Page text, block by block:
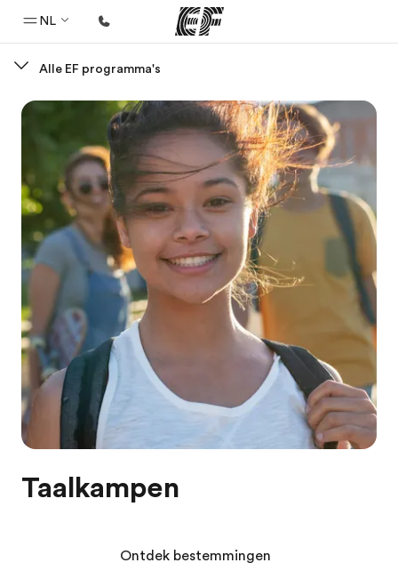
NL
Welkom bij EF
Programma's
Bekijk alles dat we doen
Kantoren
Vind een kantoor
Over ons
Wie wij zijn
Carrières
Kom bij ons team
Alle EF programma's
Taalkampen
Ontdek bestemmingen